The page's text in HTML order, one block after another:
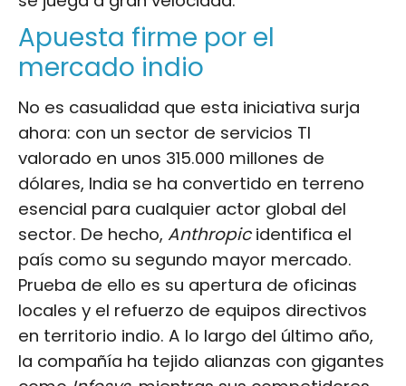
Apuesta firme por el
mercado indio
No es casualidad que esta iniciativa surja
ahora: con un sector de servicios TI
valorado en unos 315.000 millones de
dólares, India se ha convertido en terreno
esencial para cualquier actor global del
sector. De hecho, Anthropicidentifica el
país como su segundo mayor mercado.
Prueba de ello es su apertura de oficinas
locales y el refuerzo de equipos directivos
en territorio indio. A lo largo del último año,
la compañía ha tejido alianzas con gigantes